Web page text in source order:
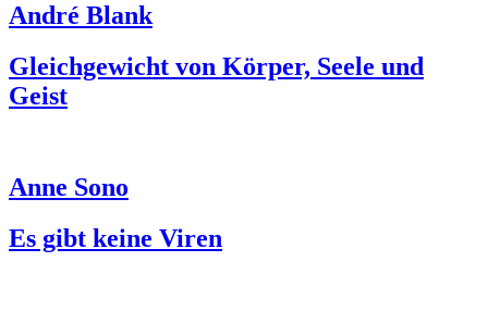
André Blank
Gleichgewicht von Körper, Seele und
Geist
Anne Sono
Es gibt keine Viren